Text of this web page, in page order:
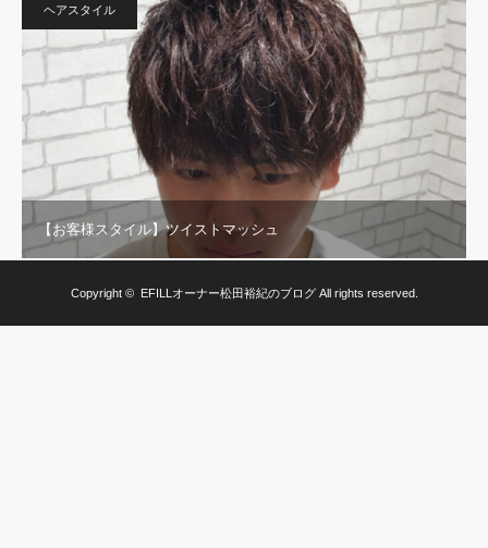
ヘアスタイル
【お客様スタイル】ツイストマッシュ
Copyright © EFILLオーナー松田裕紀のブログAll rights reserved.